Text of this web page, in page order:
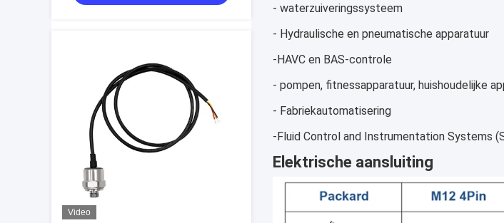
Video
- waterzuiveringssysteem
- Hydraulische en pneumatische apparatuur
-HAVC en BAS-controle
- pompen, fitnessapparatuur, huishoudelijke
- Fabriekautomatisering
-Fluid Control and Instrumentation Systems
Elektrische aansluiting